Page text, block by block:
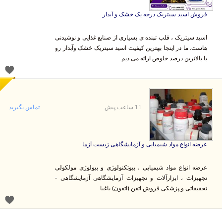
فروش اسید سیتریک درجه یک خشک و آبدار
اسید سیتریک ، قلب تپنده ی بسیاری از صنایع غذایی و نوشیدنی
هاست. ما در اینجا بهترین کیفیت اسید سیتریک خشک وآبدار رو
با بالاترین درصد خلوص ارائه می دیم
عرضه انواع مواد شیمیایی و آزمایشگاهی زیست آزما
عرضه انواع مواد شیمیایی ، بیوتکنولوژی و بیولوژی مولکولی
تجهیزات ، ابزارآلات و تجهیزات آزمایشگاهی آزمایشگاهی -
تحقیقاتی و پزشکی فروش اتفن (اتفون) باغبا
11 ساعت پیش تماس بگیرید